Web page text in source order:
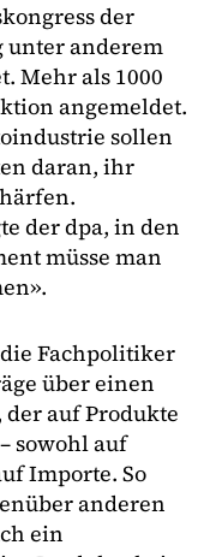
der
unter anderem
Mehr als 1000
angemeldet.
sollen
daran, ihr
der dpa, in den
müsse man
Fachpolitiker
über einen
auf Produkte
sowohl auf
Importe. So
anderen
ein